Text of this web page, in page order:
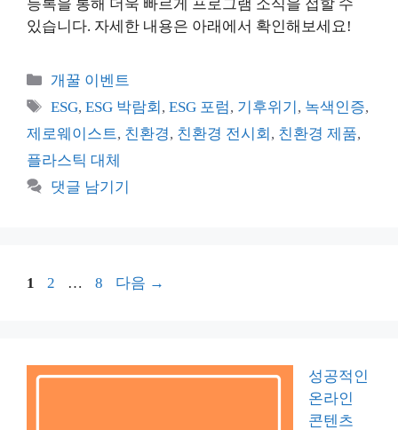
등록을 통해 더욱 빠르게 프로그램 소식을 접할 수
있습니다. 자세한 내용은 아래에서 확인해보세요!
카
테
리
개꿀 이벤트
태
그
ESG,ESG 박람회 ,ESG 포럼, 기후위기 , 녹색인증,
제로웨이스트 , 친환경, 친환경 전시회 , 친환경 제품,
플라스틱 대체
댓글 남기기
페
1
페
2 …
페
8 다음 →
성공적인
온라인
콘텐츠